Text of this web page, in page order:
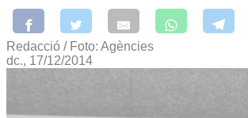
Redacció / Foto: Agències
dc., 17/12/2014